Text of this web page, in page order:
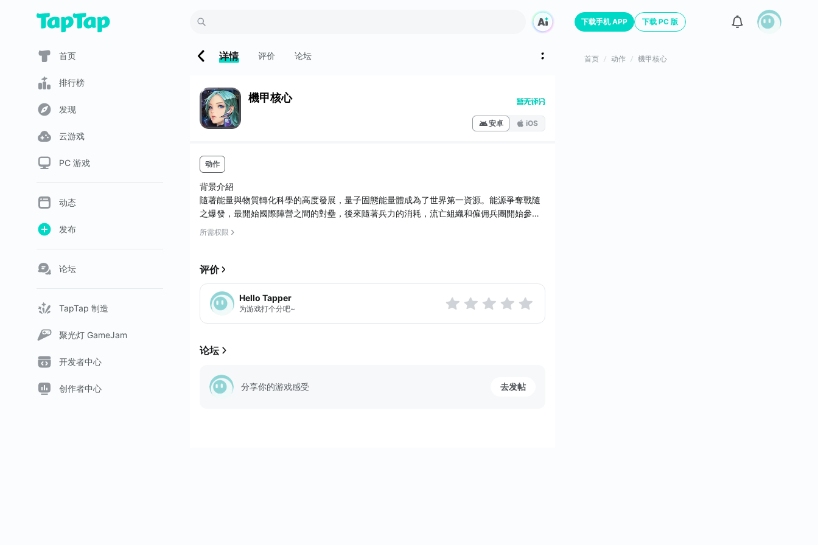
首页
排行榜
发现
云游戏
PC 游戏
动态
发布
论坛
TapTap 制造
聚光灯 GameJam
开发者中心
创作者中心
详情 评价 论坛
機甲核心
安卓 iOS
动作
背景介紹
隨著能量與物質轉化科學的高度發展，量子固態能量體成為了世界第一資源。能源爭奪戰隨
之爆發，最開始國際陣營之間的對壘，後來隨著兵力的消耗，流亡組織和僱佣兵團開始參
戰，從中牟利求生。
中推動著戰局。玩家則扮演其中一個僱佣兵部隊隊長，為了生存而戰！
全球獨創射擊反彈系統，危急關頭可瞬間逆轉形勢，顛覆射擊遊戲的玩家體驗
首款單...
所需权限
评价
Hello Tapper
为游戏打个分吧~
论坛
分享你的游戏感受 去发帖
下载手机 APP 下载 PC 版
首页 动作 機甲核心